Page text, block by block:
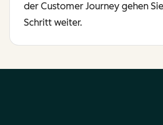
der Customer Journey gehen
Schritt weiter.